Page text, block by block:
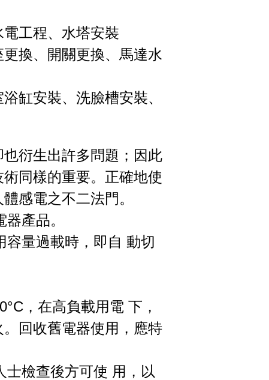
工程、水塔安裝
換、開關更換、馬達水
缸安裝、洗臉槽安裝、
衍生出許多問題；因此
同樣的重要。正確地使
感電之不二法門。
產品。
容量過載時，即自 動切
，在高負載用電 下，
回收舊電器使用，應特
士檢查後方可使 用，以